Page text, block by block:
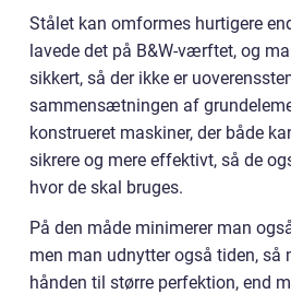
Stålet kan omformes hurtigere
lavede det på B&W-værftet, og
sikkert, så der ikke er
sammensætningen af
konstrueret maskiner, der både
sikrere og mere effektivt, så de
hvor de skal bruges.
På den måde minimerer man
men man udnytter også tiden, så
hånden til større perfektion, end